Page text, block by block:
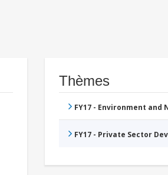
Thèmes
FY17 - Environment
FY17 - Private Sector